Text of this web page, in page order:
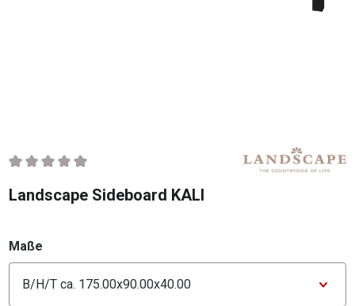
Durchschnittliche Bewertung von 0 von 5 Sternen
Landscape Sideboard KALI
Maße